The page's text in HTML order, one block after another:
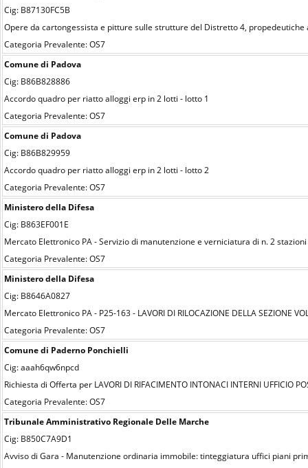
Cig: B87130FC5B
Opere da cartongessista e pitture sulle strutture del Distretto 4, propedeutiche
Categoria Prevalente: OS7
Comune di Padova
Cig: B86B828886
Accordo quadro per riatto alloggi erp in 2 lotti - lotto 1
Categoria Prevalente: OS7
Comune di Padova
Cig: B86B829959
Accordo quadro per riatto alloggi erp in 2 lotti - lotto 2
Categoria Prevalente: OS7
Ministero della Difesa
Cig: B863EF001E
Mercato Elettronico PA - Servizio di manutenzione e verniciatura di n. 2
Categoria Prevalente: OS7
Ministero della Difesa
Cig: B8646A0827
Mercato Elettronico PA - P25-163 - LAVORI DI RILOCAZIONE DELLA SEZIONE
Categoria Prevalente: OS7
Comune di Paderno Ponchielli
Cig: aaah6qw6npcd
Richiesta di Offerta per LAVORI DI RIFACIMENTO INTONACI INTERNI UFFICIO
Categoria Prevalente: OS7
Tribunale Amministrativo Regionale Delle Marche
Cig: B850C7A9D1
Avviso di Gara - Manutenzione ordinaria immobile: tinteggiatura uffici piani